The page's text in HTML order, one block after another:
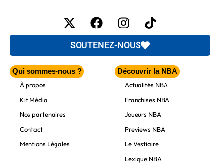
X-
twitter
FacebookInstagram
Tiktok
SOUTENEZ-NOUS
Qui sommes-nous ?
À propos
Kit Média
Nos partenaires
Contact
Mentions Légales
Découvrir la NBA
Actualités NBA
Franchises NBA
Joueurs NBA
Previews NBA
Le Vestiaire
Lexique NBA